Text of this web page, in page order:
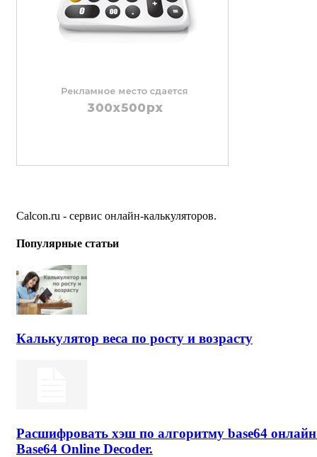
Calcon.ru - сервис онлайн-калькуляторов.
Популярные статьи
Калькулятор веса по росту и возрасту
Расшифровать хэш по алгоритму base64
Base64 Online Decoder.